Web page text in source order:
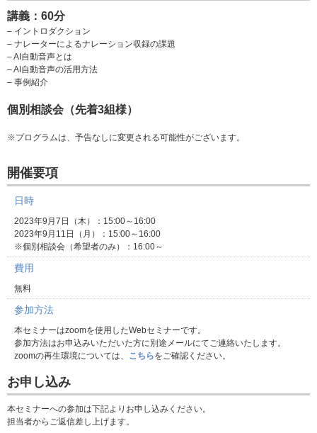
講義：60分
– イントロダクション
– ナレーターによるナレーション収録の課題
– AI自動音声とは
– AI自動音声の活用方法
– 事例紹介
個別相談会（先着3組様）
※プログラムは、予告なしに変更される可能性がございます。
開催要項
日時
2023年9月7日（木）：15:00～16:00
2023年9月11日（月）：15:00～16:00
※個別相談会（希望者のみ）：16:00～
費用
無料
参加方法
本セミナーはzoomを使用したWebセミナーです。
参加方法はお申込みいただいた方に別途メールにてご連絡いたします。
zoomの再生環境については、 こちらをご確認ください。
お申し込み
本セミナーへの参加は下記よりお申し込みください。
担当者からご返信差し上げます。